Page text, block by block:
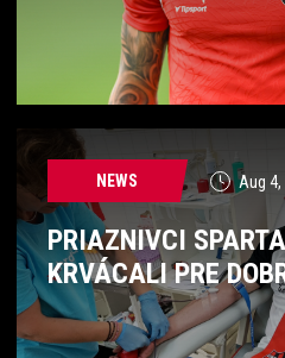
NEWS Aug 4,
PRIAZNIVCI
KRVÁCALI PRE